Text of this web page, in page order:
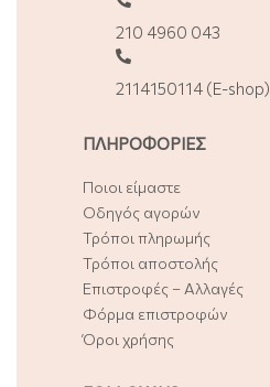
210 4960 043
2114150114 (E-shop)
ΠΛΗΡΟΦΟΡΙΕΣ
Ποιοι είμαστε
Οδηγός αγορών
Τρόποι πληρωμής
Τρόποι αποστολής
Επιστροφές – Αλλαγές
Φόρμα επιστροφών
Όροι χρήσης